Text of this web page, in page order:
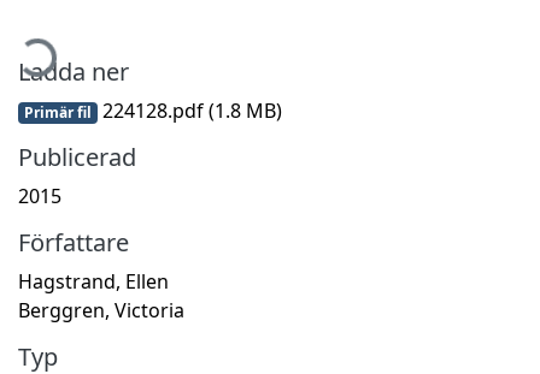
Ladda ner
Primär fil 224128.pdf(1.8 MB)
Publicerad
2015
Författare
Hagstrand, Ellen
Berggren, Victoria
Typ